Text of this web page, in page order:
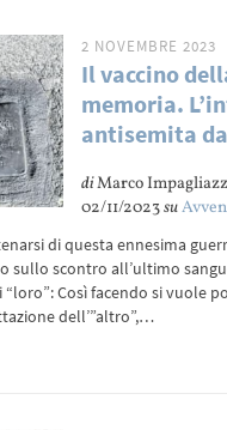
2 NOVEMBRE 2023
Il vaccino
memoria.
antisemita
diMarco
02/11/2023su
di questa ennesima
sullo scontro all’ultimo
Così facendo si vuole
dell’”altro”,…